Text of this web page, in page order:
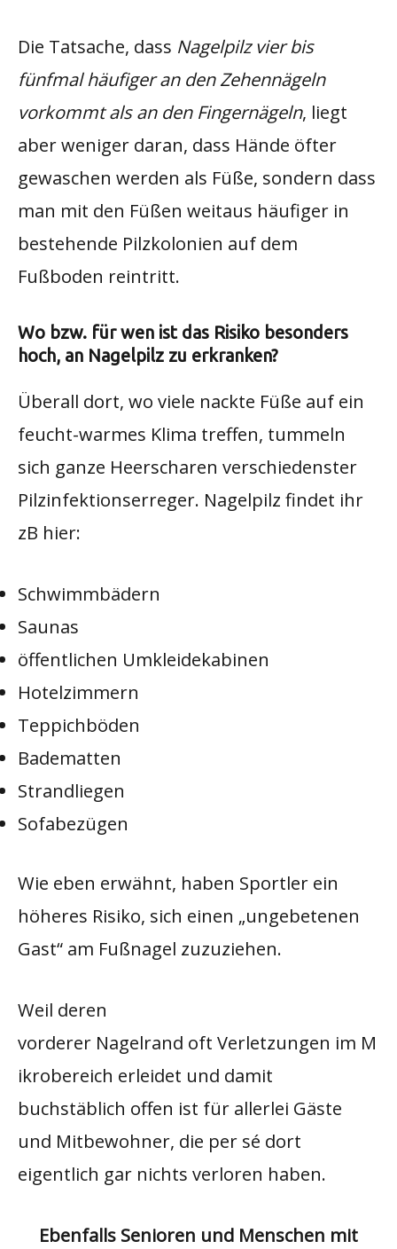
Die Tatsache, dass Nagelpilz vier bis
fünfmal häufiger an den Zehennägeln
vorkommt als an den Fingernägeln, liegt
aber weniger daran, dass Hände öfter
gewaschen werden als Füße, sondern dass
man mit den Füßen weitaus häufiger in
bestehende Pilzkolonien auf dem
Fußboden reintritt.
Wo bzw. für wen ist das Risiko besonders
hoch, an Nagelpilz zu erkranken?
Überall dort, wo viele nackte Füße auf ein
feucht-warmes Klima treffen, tummeln
sich ganze Heerscharen verschiedenster
Pilzinfektionserreger. Nagelpilz findet ihr
zB hier:
Schwimmbädern
Saunas
öffentlichen Umkleidekabinen
Hotelzimmern
Teppichböden
Badematten
Strandliegen
Sofabezügen
Wie eben erwähnt, haben Sportler ein
höheres Risiko, sich einen „ungebetenen
Gast“ am Fußnagel zuzuziehen.
Weil deren
vorderer Nagelrand oft Verletzungen im M
ikrobereich erleidet und damit
buchstäblich offen ist für allerlei Gäste
und Mitbewohner, die per sé dort
eigentlich gar nichts verloren haben.
Ebenfalls Senioren und Menschen mit